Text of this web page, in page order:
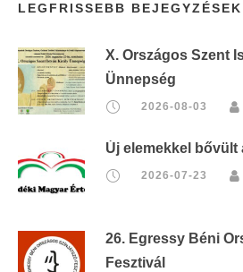
LEGFRISSEBB BEJEGYZÉSEK
X. Országos Szent
Ünnepség
2026-08-03
Új elemekkel bővült
2026-07-23
26. Egressy Béni
Fesztivál